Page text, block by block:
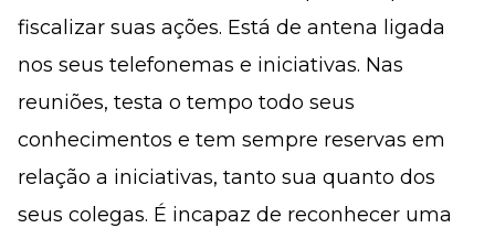
fiscalizar suas ações. Está de antena ligada
nos seus telefonemas e iniciativas. Nas
reuniões, testa o tempo todo seus
conhecimentos e tem sempre reservas em
relação a iniciativas, tanto sua quanto dos
seus colegas. É incapaz de reconhecer uma